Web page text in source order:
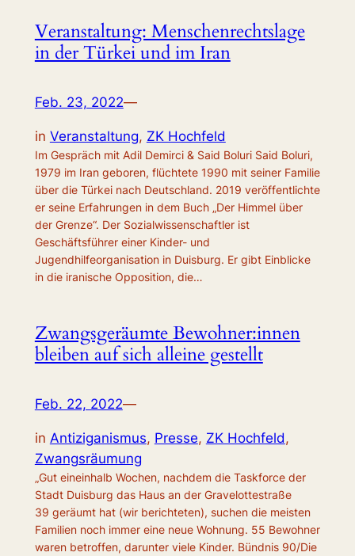
Veranstaltung: Menschenrechtslage
in der Türkei und im Iran
Feb. 23, 2022—
in Veranstaltung, ZK Hochfeld
Im Gespräch mit Adil Demirci & Said Boluri Said Boluri,
1979 im Iran geboren, flüchtete 1990 mit seiner Familie
über die Türkei nach Deutschland. 2019 veröffentlichte
er seine Erfahrungen in dem Buch „Der Himmel über
der Grenze“. Der Sozialwissenschaftler ist
Geschäftsführer einer Kinder- und
Jugendhilfeorganisation in Duisburg. Er gibt Einblicke
in die iranische Opposition, die…
Zwangsgeräumte Bewohner:innen
bleiben auf sich alleine gestellt
Feb. 22, 2022—
in Antiziganismus, Presse, ZK Hochfeld
Zwangsräumung
„Gut eineinhalb Wochen, nachdem die Taskforce der
Stadt Duisburg das Haus an der Gravelottestraße
39 geräumt hat (wir berichteten), suchen die meisten
Familien noch immer eine neue Wohnung. 55 Bewohner
waren betroffen, darunter viele Kinder. Bündnis 90/Die